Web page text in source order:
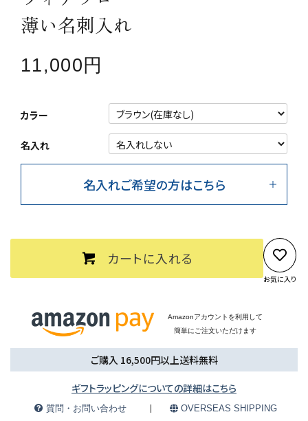
薄い名刺入れ
11,000円
カラー
名入れ
名入れご希望の方はこちら
カートに入れる
お気に入り
Amazonアカウントを利用して
簡単にご注文いただけます
ご購入 16,500円以上送料無料
ギフトラッピングについての詳細はこちら
質問・お問い合わせ OVERSEAS SHIPPING